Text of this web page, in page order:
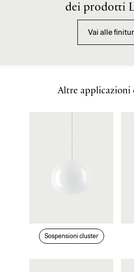
dei prodotti
Vai alle
Altre applicazioni
Sospensioni cluster